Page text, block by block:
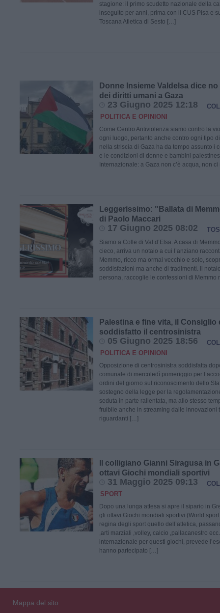
stagione: il primo scudetto nazionale della
inseguito per anni, prima con il CUS Pisa e
Toscana Atletica di Sesto […]
Donne Insieme Valdelsa dice
dei diritti umani a Gaza
23 Giugno 2025 12:18
POLITICA E OPINIONI
Come Centro Antiviolenza siamo contro la
ogni luogo, pertanto anche contro ogni tipo
nella striscia di Gaza ha da tempo assunto i
e le condizioni di donne e bambini
Internazionale: a Gaza non c’è acqua, non
Leggerissimo: "Ballata di
di Paolo Maccari
17 Giugno 2025 08:02
Siamo a Colle di Val d’Elsa. A casa di
cieco, arriva un notaio a cui l’anziano
Memmo, ricco ma ormai vecchio e solo,
soddisfazioni ma anche di tradimenti. Il
persona, raccoglie le confessioni di Memmo
Palestina e fine vita, il Consiglio
soddisfatto il centrosinistra
05 Giugno 2025 18:56
POLITICA E OPINIONI
Opposizione di centrosinistra soddisfatta
comunale di mercoledì pomeriggio per
ordini del giorno sul riconoscimento dello
sostegno della legge per la
seduta in parte rallentata, ma allo stesso
fruibile anche in streaming dalle innovazioni
riguardanti […]
Il colligiano Gianni Siragusa in
ottavi Giochi mondiali sportivi
31 Maggio 2025 09:13
SPORT
Dopo una lunga attesa si apre il sipario in
gli ottavi Giochi mondiali sportivi (World
regina degli sport quello dell’atletica,
,arti marziali ,volley, calcio ,pallacanestro
internazionale per questi giochi, prevede
hanno partecipato […]
Mappa del sito